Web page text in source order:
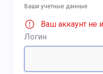
Ваши учетные данные
Ваш аккаунт не
Логин